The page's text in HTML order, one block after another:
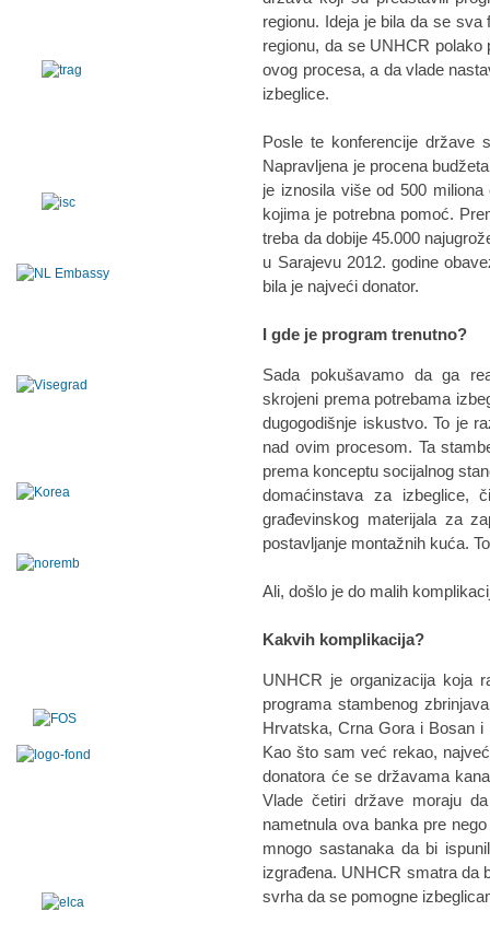
regionu. Ideja je bila da se
regionu, da se UNHCR
ovog procesa, a da vlade
izbeglice.
Posle te konferencije države
Napravljena je procena
je iznosila više od 500
kojima je potrebna pomoć.
treba da dobije 45.000
u Sarajevu 2012. godine
bila je najveći donator.
I gde je program trenutno?
Sada pokušavamo da ga
skrojeni prema potrebama
dugogodišnje iskustvo. To je
nad ovim procesom. Ta
prema konceptu socijalnog
domaćinstava za izbeglice,
građevinskog materijala za
postavljanje montažnih kuća.
Ali, došlo je do malih
Kakvih komplikacija?
UNHCR je organizacija koja
programa stambenog
Hrvatska, Crna Gora i Bosan
Kao što sam već rekao,
donatora će se državama
Vlade četiri države moraju
nametnula ova banka pre
mnogo sastanaka da bi
izgrađena. UNHCR smatra da
svrha da se pomogne